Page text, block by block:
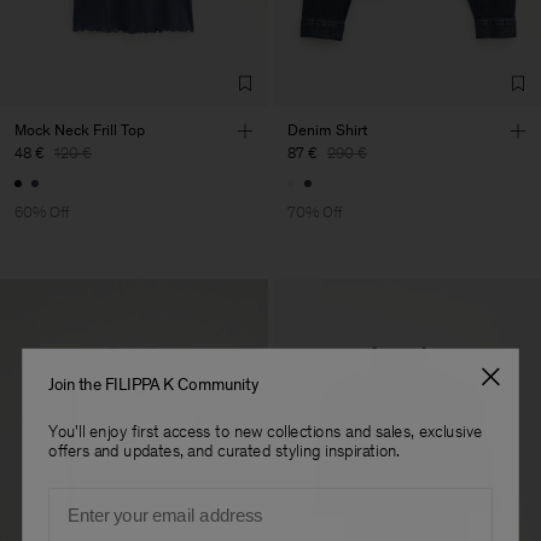
Luis Brito TêxteisSA Portugal
Mock Neck Frill Top
48 € 120 €
60% Off
Denim Shirt
87 € 290 €
70% Off
Join the FILIPPA K Community
You'll enjoy first access to new collections and sales, exclusive
offers and updates, and curated styling inspiration.